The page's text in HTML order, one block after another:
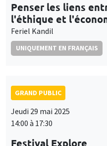
Penser les liens
l'éthique et
Feriel Kandil
UNIQUEMENT EN FRANÇAIS
GRAND PUBLIC
Jeudi 29 mai 2025
14:00 à 17:30
Festival Explore